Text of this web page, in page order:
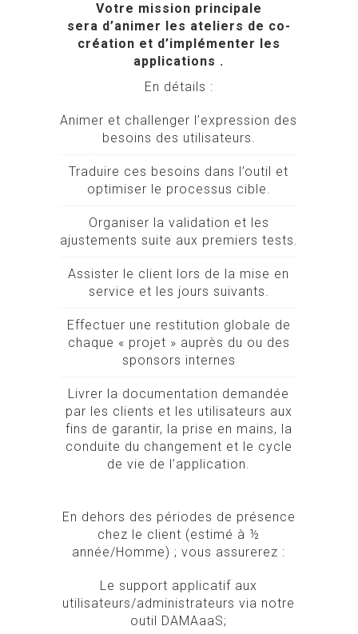
Votre mission principale
sera d’animer les ateliers de co-
création et d’implémenter les
applications .
En détails :
Animer et challenger l’expression des
besoins des utilisateurs.
Traduire ces besoins dans l’outil et
optimiser le processus cible.
Organiser la validation et les
ajustements suite aux premiers tests.
Assister le client lors de la mise en
service et les jours suivants.
Effectuer une restitution globale de
chaque « projet » auprès du ou des
sponsors internes
Livrer la documentation demandée
par les clients et les utilisateurs aux
fins de garantir, la prise en mains, la
conduite du changement et le cycle
de vie de l’application.
En dehors des périodes de présence
chez le client (estimé à ½
année/Homme) ; vous assurerez :
Le support applicatif aux
utilisateurs/administrateurs via notre
outil DAMAaaS;